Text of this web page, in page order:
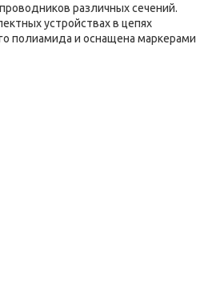
различных сечений.
устройствах в цепях
полиамида и оснащена маркерами